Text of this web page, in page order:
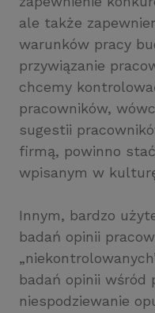
ale także
warunków pracy
przywiązanie
chcemy
pracowników,
sugestii
firmą, powinno
wpisanym w
Innym, bardzo
badań opinii
badań opinii wśród
niespodziewanie